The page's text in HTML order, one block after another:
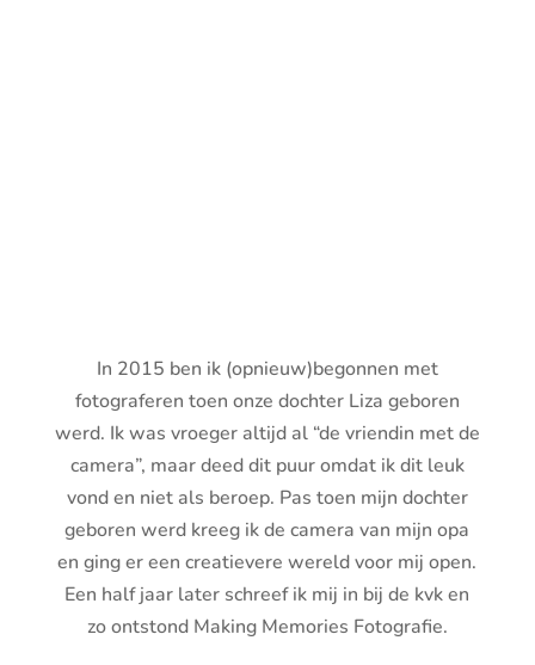
In 2015 ben ik (opnieuw)begonnen met
fotograferen toen onze dochter Liza geboren
werd. Ik was vroeger altijd al “de vriendin met de
camera”, maar deed dit puur omdat ik dit leuk
vond en niet als beroep. Pas toen mijn dochter
geboren werd kreeg ik de camera van mijn opa
en ging er een creatievere wereld voor mij open.
Een half jaar later schreef ik mij in bij de kvk en
zo ontstond Making Memories Fotografie.